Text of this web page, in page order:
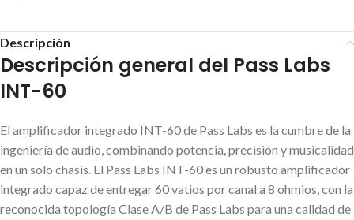
Descripción
Descripción general del Pass Labs
INT-60
El amplificador integrado INT-60 de Pass Labs es la cumbre de la
ingeniería de audio, combinando potencia, precisión y musicalidad
en un solo chasis. El Pass Labs INT-60 es un robusto amplificador
integrado capaz de entregar 60 vatios por canal a 8 ohmios, con la
reconocida topología Clase A/B de Pass Labs para una calidad de